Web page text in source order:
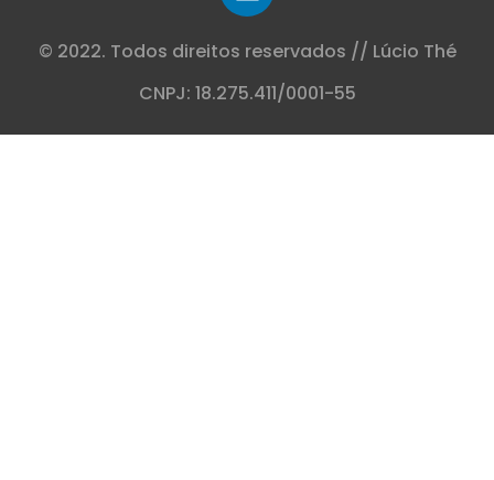
© 2022. Todos direitos reservados // Lúcio Thé
CNPJ: 18.275.411/0001-55